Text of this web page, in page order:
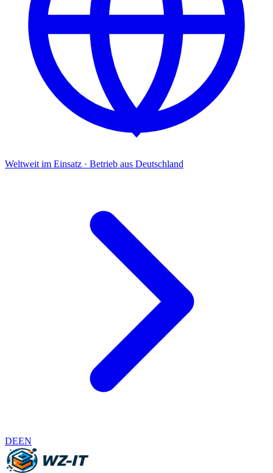
Weltweit im Einsatz · Betrieb aus Deutschland
DEEN